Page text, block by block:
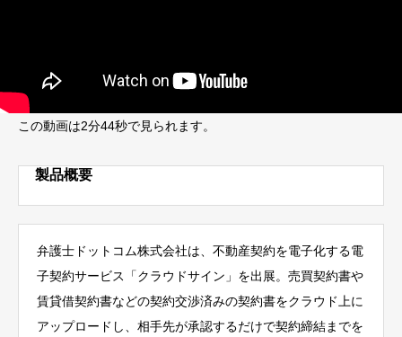
この動画は2分44秒で見られます。
製品概要
弁護士ドットコム株式会社は、不動産契約を電子化する電
子契約サービス「クラウドサイン」を出展。売買契約書や
賃貸借契約書などの契約交渉済みの契約書をクラウド上に
アップロードし、相手先が承認するだけで契約締結までを